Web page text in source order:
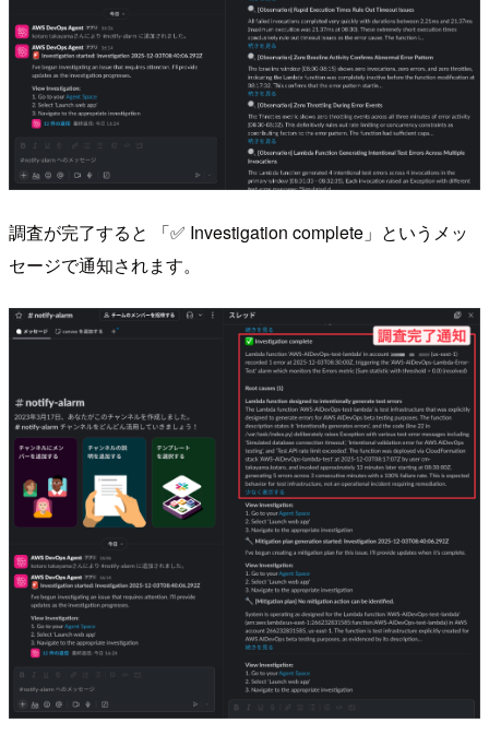
調査が完了すると 「✅ Investigation complete」というメッ
セージで通知されます。